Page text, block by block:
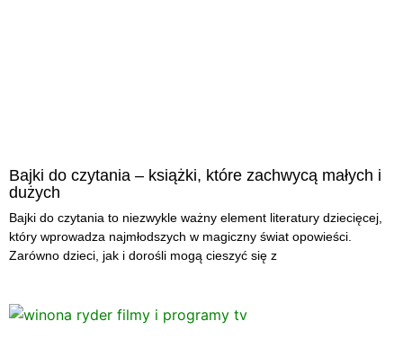
Bajki do czytania – książki, które zachwycą małych i
dużych
Bajki do czytania to niezwykle ważny element literatury dziecięcej,
który wprowadza najmłodszych w magiczny świat opowieści.
Zarówno dzieci, jak i dorośli mogą cieszyć się z